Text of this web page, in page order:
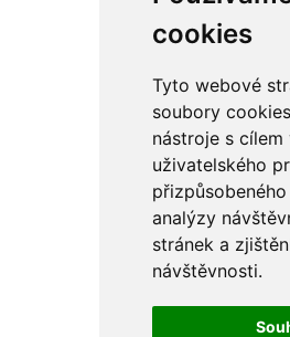
cookies
Tyto webové
soubory
nástroje s cílem
uživatelského
analýzy
stránek a
návštěvnosti.